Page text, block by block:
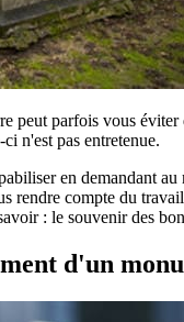
peut parfois vous
n'est pas entretenue.
en demandant
rendre compte du
: le souvenir des
d'un